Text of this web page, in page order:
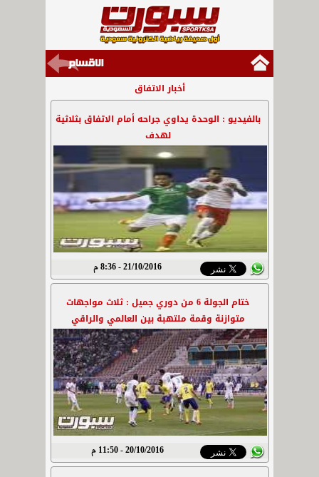
أخبار الاتفاق
بالفيديو : الوحدة يداوي جراحه أمام الاتفاق بثلاثية
لهدف
21/10/2016 - 8:36 م
ختام الجولة 6 من دوري جميل : ثلاث مواجهات
متوازنة وقمة ملتهبة بين العالمي والراقي
20/10/2016 - 11:50 م